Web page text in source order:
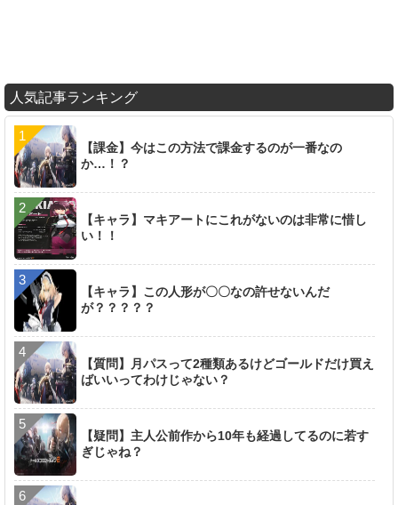
人気記事ランキング
【課金】今はこの方法で課金するのが一番なの
か…！？
【キャラ】マキアートにこれがないのは非常に惜し
い！！
【キャラ】この人形が〇〇なの許せないんだ
が？？？？？
【質問】月パスって2種類あるけどゴールドだけ買え
ばいいってわけじゃない？
【疑問】主人公前作から10年も経過してるのに若す
ぎじゃね？